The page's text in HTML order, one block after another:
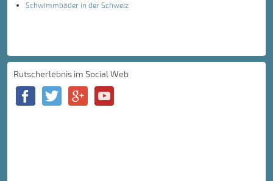
Schwimmbäder in der Schweiz
Rutscherlebnis im Social Web